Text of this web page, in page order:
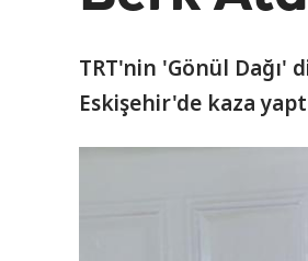
TRT'nin 'Gönül Dağı'
Eskişehir'de kaza